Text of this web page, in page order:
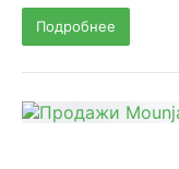
Подробнее